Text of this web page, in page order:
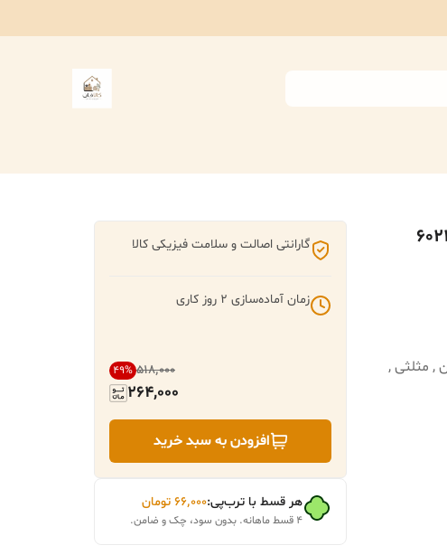
, مثلثی ,
گارانتی اصالت و سلامت فیزیکی کالا
زمان آماده‌سازی 2 روز کاری
۵۱۸٬۰۰۰ 49%
264,000
افزودن به سبد خرید
هر قسط با ترب‌پی:۶۶٬۰۰۰ تومان
۴ قسط ماهانه. بدون سود، چک و ضامن.